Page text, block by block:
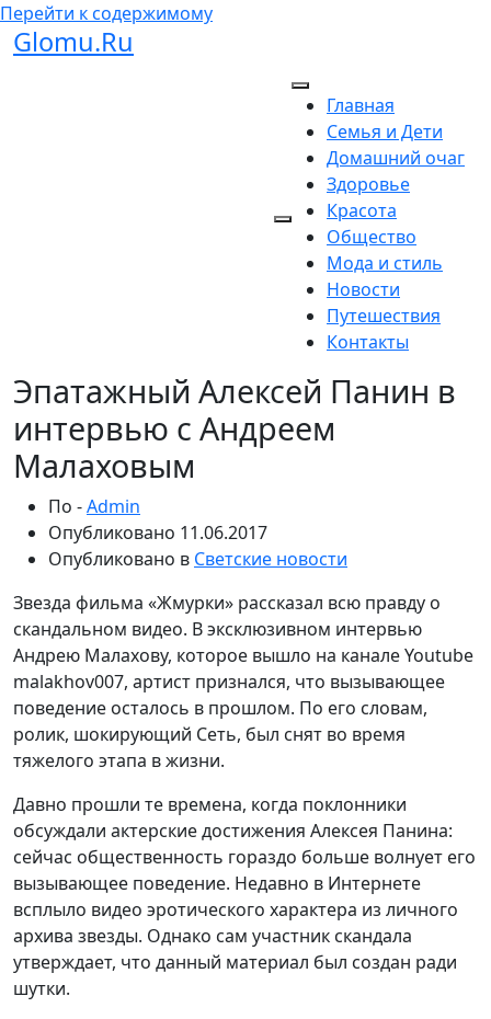
Перейти к содержимому
Glomu.Ru
Главная
Семья и Дети
Домашний очаг
Здоровье
Красота
Общество
Мода и стиль
Новости
Путешествия
Контакты
Эпатажный Алексей Панин в
интервью с Андреем
Малаховым
По -Admin
Опубликовано 11.06.2017
Опубликовано в Светские новости
Звезда фильма «Жмурки» рассказал всю правду о
скандальном видео. В эксклюзивном интервью
Андрею Малахову, которое вышло на канале Youtube
malakhov007, артист признался, что вызывающее
поведение осталось в прошлом. По его словам,
ролик, шокирующий Сеть, был снят во время
тяжелого этапа в жизни.
Давно прошли те времена, когда поклонники
обсуждали актерские достижения Алексея Панина:
сейчас общественность гораздо больше волнует его
вызывающее поведение. Недавно в Интернете
всплыло видео эротического характера из личного
архива звезды. Однако сам участник скандала
утверждает, что данный материал был создан ради
шутки.